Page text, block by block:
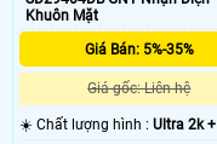
Khuôn Mặt
Giá Bán: 5%-35%
Giá gốc: Liên hệ
☀️ Chất lượng hình : Ultra 2k